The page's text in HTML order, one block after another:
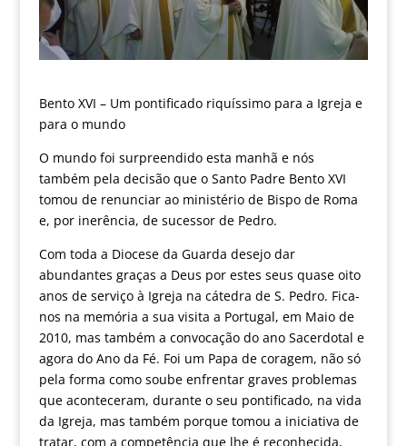
Bento XVI – Um pontificado riquíssimo para a Igreja e
para o mundo
O mundo foi surpreendido esta manhã e nós
também pela decisão que o Santo Padre Bento XVI
tomou de renunciar ao ministério de Bispo de Roma
e, por inerência, de sucessor de Pedro.
Com toda a Diocese da Guarda desejo dar
abundantes graças a Deus por estes seus quase oito
anos de serviço à Igreja na cátedra de S. Pedro. Fica-
nos na memória a sua visita a Portugal, em Maio de
2010, mas também a convocação do ano Sacerdotal e
agora do Ano da Fé. Foi um Papa de coragem, não só
pela forma como soube enfrentar graves problemas
que aconteceram, durante o seu pontificado, na vida
da Igreja, mas também porque tomou a iniciativa de
tratar, com a competência que lhe é reconhecida,